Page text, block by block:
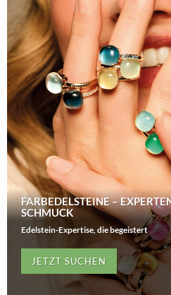
FARBEDELSTEINE –
SCHMUCK
Edelstein-Expertise, die begeistert
JETZT SUCHEN